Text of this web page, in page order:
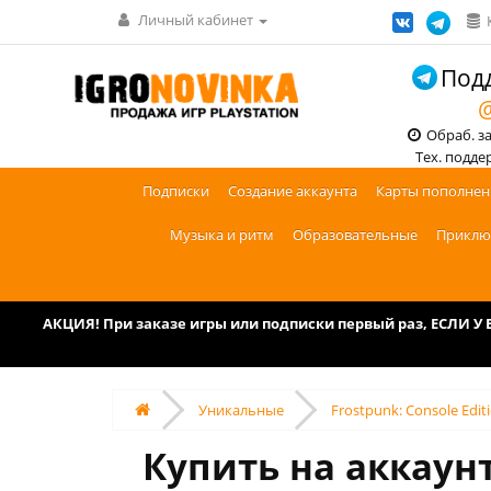
Личный кабинет
Обраб.
Тех.
Подписки
Создание аккаунта Карты
Музыка и ритм Образовательные
АКЦИЯ! При заказе игры или подписки первый раз, ЕСЛИ
Уникальные Frostpunk: Console
Купить на